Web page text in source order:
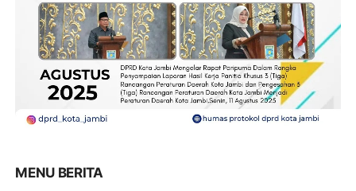
MENU BERITA